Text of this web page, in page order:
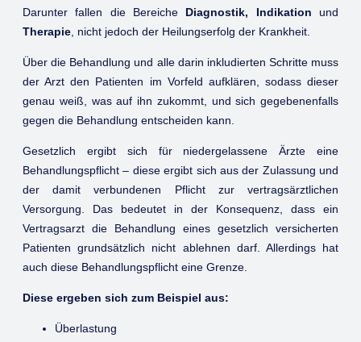
Darunter fallen die Bereiche Diagnostik, Indikation und
Therapie, nicht jedoch der Heilungserfolg der Krankheit.
Über die Behandlung und alle darin inkludierten Schritte muss
der Arzt den Patienten im Vorfeld aufklären, sodass dieser
genau weiß, was auf ihn zukommt, und sich gegebenenfalls
gegen die Behandlung entscheiden kann.
Gesetzlich ergibt sich für niedergelassene Ärzte eine
Behandlungspflicht – diese ergibt sich aus der Zulassung und
der damit verbundenen Pflicht zur vertragsärztlichen
Versorgung. Das bedeutet in der Konsequenz, dass ein
Vertragsarzt die Behandlung eines gesetzlich versicherten
Patienten grundsätzlich nicht ablehnen darf. Allerdings hat
auch diese Behandlungspflicht eine Grenze.
Diese ergeben sich zum Beispiel aus:
Überlastung